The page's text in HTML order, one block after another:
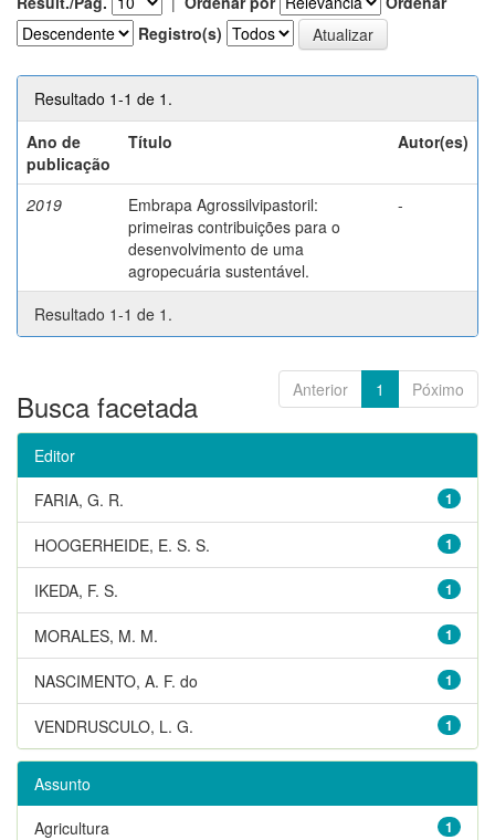
Registro(s)
Resultado 1-1 de 1.
Ano de
publicação
Título Autor(es)
2019
Embrapa Agrossilvipastoril:
primeiras contribuições para o
desenvolvimento de uma
agropecuária sustentável.
-
Resultado 1-1 de 1.
Anterior 1 Póximo
Busca facetada
Editor
1
FARIA, G. R.
1
HOOGERHEIDE, E. S. S.
1
IKEDA, F. S.
1
MORALES, M. M.
1
NASCIMENTO, A. F. do
1
VENDRUSCULO, L. G.
Assunto
1
Agricultura